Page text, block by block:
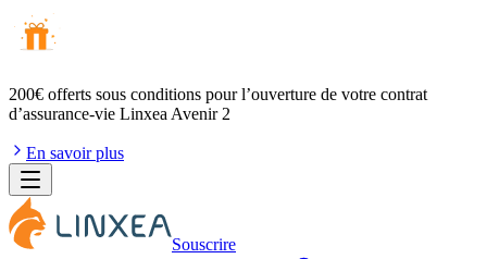
200€ offerts sous conditions pour l’ouverture de votre contrat
d’assurance-vie Linxea Avenir 2
En savoir plus
Souscrire